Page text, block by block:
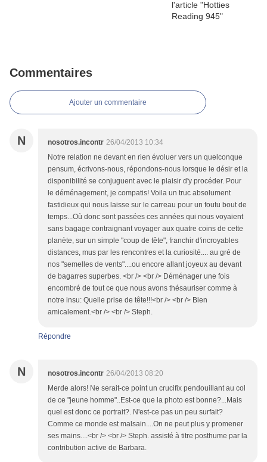
Commentaires
Ajouter un commentaire
N nosotros.incontr 26/04/2013 10:34
Notre relation ne devant en rien évoluer vers un quelconque
pensum, écrivons-nous, répondons-nous lorsque le désir et la
disponibilité se conjuguent avec le plaisir d'y procéder. Pour
le déménagement, je compatis! Voila un truc absolument
fastidieux qui nous laisse sur le carreau pour un foutu bout de
temps...Où donc sont passées ces années qui nous voyaient
sans bagage contraignant voyager aux quatre coins de cette
planète, sur un simple "coup de tête", franchir d'incroyables
distances, mus par les rencontres et la curiosité.... au gré de
nos "semelles de vents"....ou encore allant joyeux au devant
de bagarres superbes. <br /> <br /> Déménager une fois
encombré de tout ce que nous avons thésauriser comme à
notre insu: Quelle prise de tête!!!<br /> <br /> Bien
amicalement.<br /> <br /> Steph.
Répondre
N nosotros.incontr 26/04/2013 08:20
Merde alors! Ne serait-ce point un crucifix pendouillant au col
de ce "jeune homme"..Est-ce que la photo est bonne?...Mais
quel est donc ce portrait?. N'est-ce pas un peu surfait?
Comme ce monde est malsain....On ne peut plus y promener
ses mains....<br /> <br /> Steph. assisté à titre posthume par la
contribution active de Barbara.